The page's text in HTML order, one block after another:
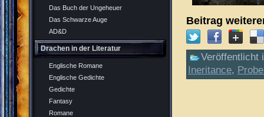
Das Buch der Ungeheuer
Das Schwarze Auge
AD&D
Drachen in der Literatur
Englische Romane
Englische Gedichte
Gedichte
Fantasy
Romane
Beitrag
Veröffentlicht
Ineritance,